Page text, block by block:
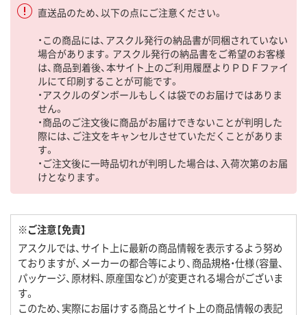
直送品のため、以下の点にご注意ください。
・この商品には、アスクル発行の納品書が同梱されていない
場合があります。アスクル発行の納品書をご希望のお客様
は、商品到着後、本サイト上のご利用履歴よりＰＤＦファイ
ルにて印刷することが可能です。
・アスクルのダンボールもしくは袋でのお届けではありま
せん。
・商品のご注文後に商品がお届けできないことが判明した
際には、ご注文をキャンセルさせていただくことがありま
す。
・ご注文後に一時品切れが判明した場合は、入荷次第のお届
けとなります。
※ご注意【免責】
アスクルでは、サイト上に最新の商品情報を表示するよう努め
ておりますが、メーカーの都合等により、商品規格・仕様（容量、
パッケージ、原材料、原産国など）が変更される場合がございま
す。
このため、実際にお届けする商品とサイト上の商品情報の表記